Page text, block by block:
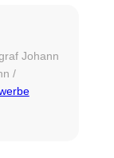
Johann
/